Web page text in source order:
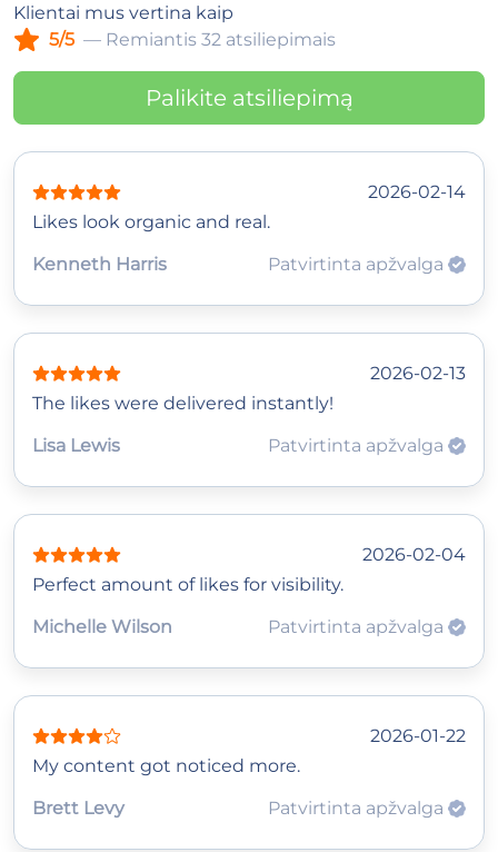
Klientai mus vertina kaip
5/5 — Remiantis 32 atsiliepimais
Palikite atsiliepimą
2026-02-14
Likes look organic and real.
Kenneth Harris
Patvirtinta apžvalga
2026-02-13
The likes were delivered instantly!
Lisa Lewis
Patvirtinta apžvalga
2026-02-04
Perfect amount of likes for visibility.
Michelle Wilson
Patvirtinta apžvalga
2026-01-22
My content got noticed more.
Brett Levy
Patvirtinta apžvalga